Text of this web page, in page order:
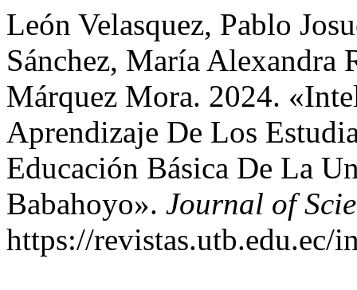
León Velasquez, Pablo
Sánchez, María Alexandra
Márquez Mora. 2024.
Aprendizaje De Los
Educación Básica De La
Babahoyo». Journal of
https://revistas.utb.edu.ec/